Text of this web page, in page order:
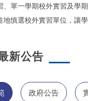
、單一學期校外實習及學
地慎選校外實習單位，讓
新公告
政府公告